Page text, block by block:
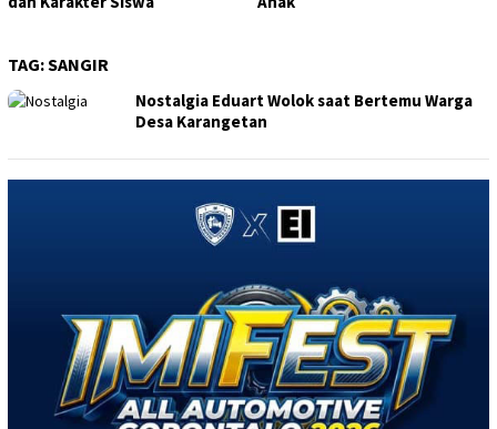
TAG:SANGIR
Nostalgia Eduart Wolok saat Bertemu Warga
Desa Karangetan